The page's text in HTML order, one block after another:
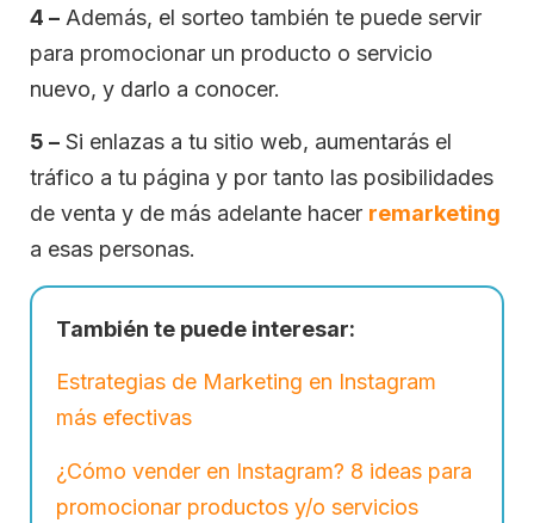
4 – Además, el sorteo también te puede servir
para promocionar un producto o servicio
nuevo, y darlo a conocer.
5 – Si enlazas a tu sitio web, aumentarás el
tráfico a tu página y por tanto las posibilidades
de venta y de más adelante hacer remarketing
a esas personas.
También te puede interesar:
Estrategias de Marketing en Instagram
más efectivas
¿Cómo vender en Instagram? 8 ideas para
promocionar productos y/o servicios